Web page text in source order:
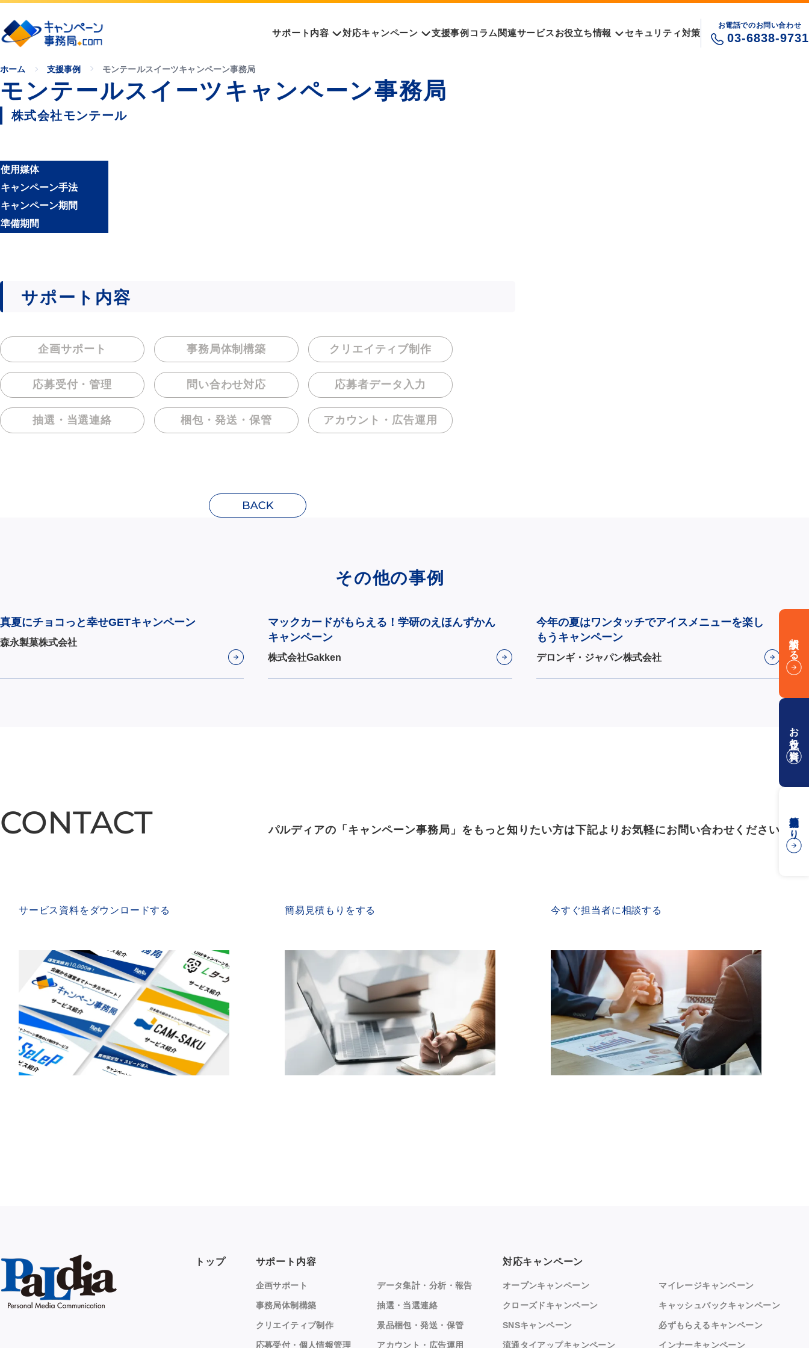
サポート内容 対応キャンペーン 支援事例 コラム 関連サービスお役立ち情報 セキュリティ対策
お電話でのお問い合わせ
03-6838-9731
ホーム 支援事例 モンテールスイーツキャンペーン事務局
モンテールスイーツキャンペーン事務局
株式会社モンテール
使用媒体
キャンペーン手法
キャンペーン期間
準備期間
サポート内容
企画サポート 事務局体制構築 クリエイティブ制作
応募受付・管理 問い合わせ対応 応募者データ入力
抽選・当選連絡 梱包・発送・保管 アカウント・ 広告運用
その他の事例
真夏にチョコっと幸せGETキャンペーン
森永製菓株式会社
マックカードがもらえる！学研のえほんずかん
キャンペーン
株式会社Gakken
今年の夏はワンタッチでアイスメニューを楽し
もうキャンペーン
デロンギ・ジャパン株式会社
CONTACT
CONTACT パルディアの「キャンペーン事務局」をもっと知りたい方は下記よりお気軽にお問い合わせください
サービス資料をダウンロードする 簡易見積もりをする 今すぐ担当者に相談する
トップ サポート内容
企画サポート
事務局体制構築
クリエイティブ制作
応募受付・個人情報管理
データ集計・分析・報告
抽選・当選連絡
景品梱包・発送・保管
アカウント・広告運用
対応キャンペーン
オープンキャンペーン
クローズドキャンペーン
SNSキャンペーン
流通タイアップキャンペーン
マイレージキャンペーン
キャッシュバックキャンペーン
必ずもらえるキャンペーン
インナーキャンペーン
相談する
お役立ち資料
簡易見積もり